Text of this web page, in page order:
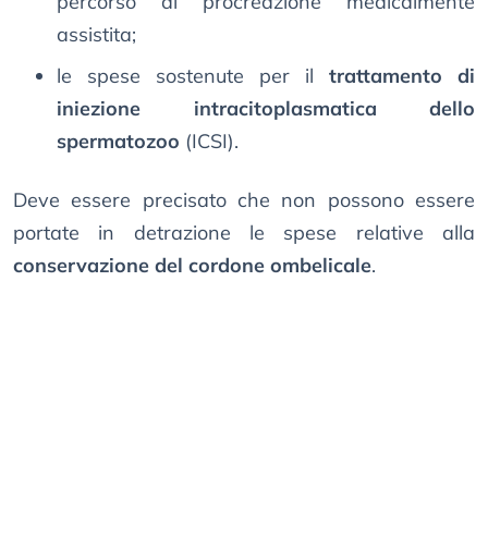
assistita;
le spese sostenute per il trattamento di
iniezione intracitoplasmatica dello
spermatozoo (ICSI).
Deve essere precisato che non possono essere
portate in detrazione le spese relative alla
conservazione del cordone ombelicale.